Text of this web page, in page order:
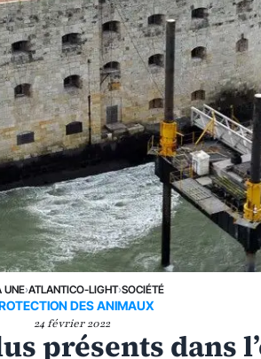
UNE›ATLANTICO-LIGHT›SOCIÉTÉ
DES ANIMAUX
24 février 2022
présents dans